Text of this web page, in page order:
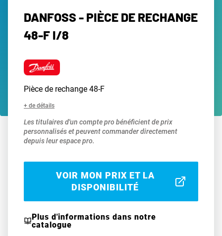
DANFOSS - PIÈCE DE RECHANGE
48-F I/8
Pièce de rechange 48-F
+ de détails
Les titulaires d'un compte pro bénéficient de prix
personnalisés et peuvent commander directement
depuis leur espace pro.
VOIR MON PRIX ET LA
DISPONIBILITÉ
Plus d'informations dans notre
catalogue